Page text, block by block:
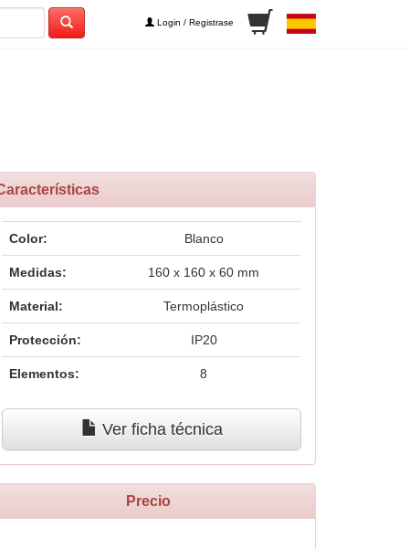
Login / Registrase
Color: Blanco
Medidas: 160 x 160 x 60 mm
Material: Termoplástico
Protección: IP20
Elementos: 8
Ver ficha técnica
Precio